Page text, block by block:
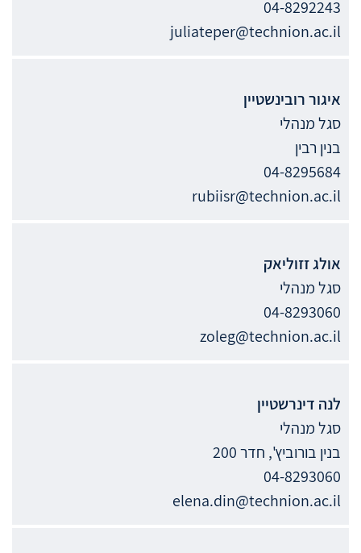
04-8292243
juliateper@technion.ac.il
איגוררובינשטיין
סגל מנהלי
בנין רבין
04-8295684
rubiisr@technion.ac.il
אולגזזוליאק
סגל מנהלי
04-8293060
zoleg@technion.ac.il
לנה דינרשטיין
סגל מנהלי
בנין בורוביץ', חדר 200
04-8293060
elena.din@technion.ac.il